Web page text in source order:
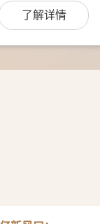
了解详情